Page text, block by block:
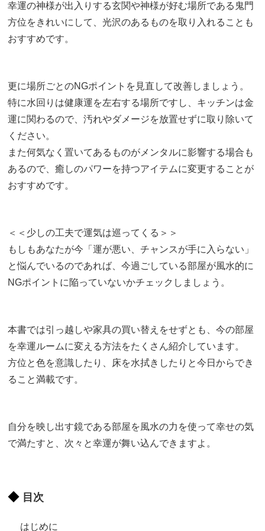
幸運の神様が出入りする玄関や神様が好む場所である鬼門
方位をきれいにして、光沢のあるものを取り入れることも
おすすめです。
更に場所ごとのNGポイントを見直して改善しましょう。
特に水回りは健康運を左右する場所ですし、キッチンは金
運に関わるので、汚れやダメージを放置せずに取り除いて
ください。
また何気なく置いてあるものがメンタルに影響する場合も
あるので、癒しのパワーを持つアイテムに変更することが
おすすめです。
＜＜少しの工夫で運気は巡ってくる＞＞
もしもあなたが今「運が悪い、チャンスが手に入らない」
と悩んでいるのであれば、今過ごしている部屋が風水的に
NGポイントに陥っていないかチェックしましょう。
本書では引っ越しや家具の買い替えをせずとも、今の部屋
を幸運ルームに変える方法をたくさん紹介しています。
方位と色を意識したり、床を水拭きしたりと今日からでき
ること満載です。
自分を映し出す鏡である部屋を風水の力を使って幸せの気
で満たすと、次々と幸運が舞い込んできますよ。
目次
はじめに